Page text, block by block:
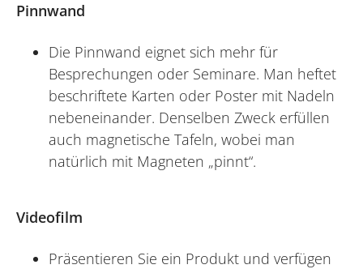
Pinnwand
Die Pinnwand eignet sich mehr für
Besprechungen oder Seminare. Man heftet
beschriftete Karten oder Poster mit Nadeln
nebeneinander. Denselben Zweck erfüllen
auch magnetische Tafeln, wobei man
natürlich mit Magneten „pinnt“.
Videofilm
Präsentieren Sie ein Produkt und verfügen